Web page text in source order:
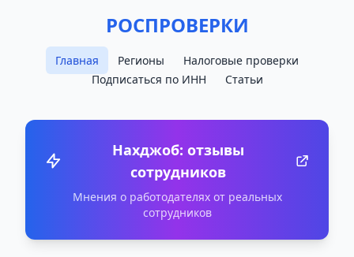
РОСПРОВЕРКИ
Главная Регионы
Налоговые проверки
Подписаться по ИНН
Статьи
Нахджоб: отзывы
сотрудников
Мнения о работодателях от реальных
сотрудников